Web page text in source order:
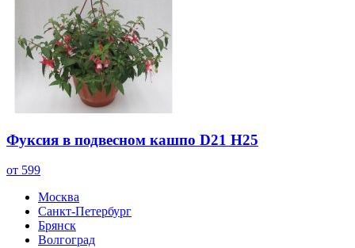
Фуксия в подвесном кашпо D21 H25
от 599
Москва
Санкт-Петербург
Брянск
Волгоград